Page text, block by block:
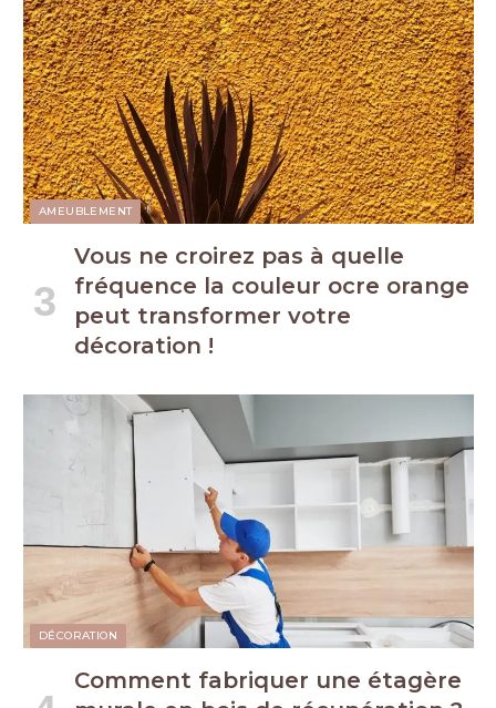
AMEUBLEMENT
Vous ne croirez pas à quelle
fréquence la couleur ocre orange
peut transformer votre
décoration !
DÉCORATION
Comment fabriquer une étagère